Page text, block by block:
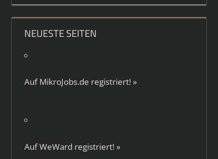
NEUESTE SEITEN
AufMikroJobs.de registriert! »
AufWeWard registriert! »